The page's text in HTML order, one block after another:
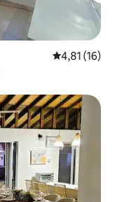
Gemiddelde
4,81 (16)